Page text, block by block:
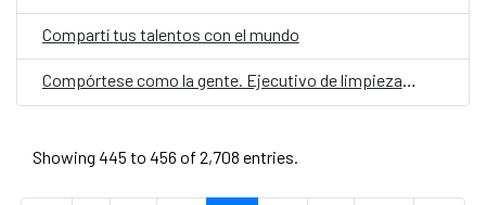
Compartí tus talentos con el mundo
Compórtese como la gente. Ejecutivo de limpieza. Parte 3
Showing 445 to 456 of 2,708 entries.